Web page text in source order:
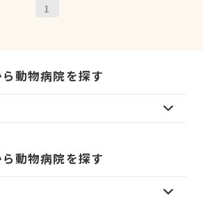
1
動物病院を探す
動物病院を探す